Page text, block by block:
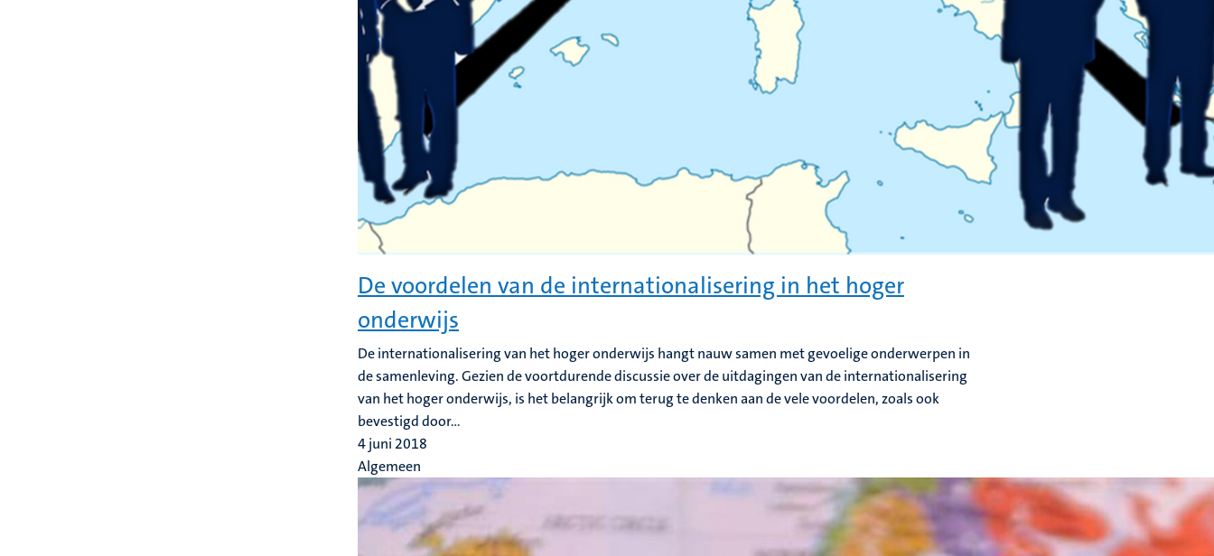
De voordelen van de internationalisering in het hoger
onderwijs
De internationalisering van het hoger onderwijs hangt nauw samen met gevoelige onderwerpen in
de samenleving. Gezien de voortdurende discussie over de uitdagingen van de internationalisering
van het hoger onderwijs, is het belangrijk om terug te denken aan de vele voordelen, zoals ook
bevestigd door...
4 juni 2018
Algemeen